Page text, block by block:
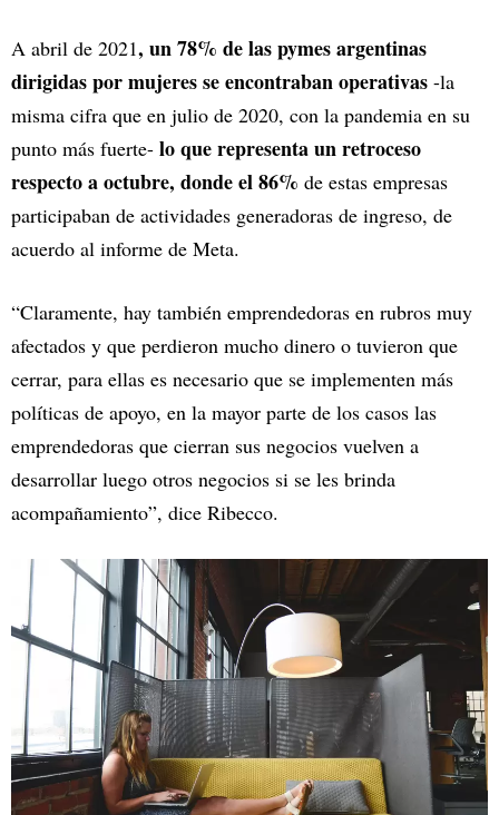
A abril de 2021, un 78% de las pymes argentinas
dirigidas por mujeres se encontraban operativas -la
misma cifra que en julio de 2020, con la pandemia en su
punto más fuerte- lo que representa un retroceso
respecto a octubre, donde el 86% de estas empresas
participaban de actividades generadoras de ingreso, de
acuerdo al informe de Meta.
“Claramente, hay también emprendedoras en rubros muy
afectados y que perdieron mucho dinero o tuvieron que
cerrar, para ellas es necesario que se implementen más
políticas de apoyo, en la mayor parte de los casos las
emprendedoras que cierran sus negocios vuelven a
desarrollar luego otros negocios si se les brinda
acompañamiento”, dice Ribecco.